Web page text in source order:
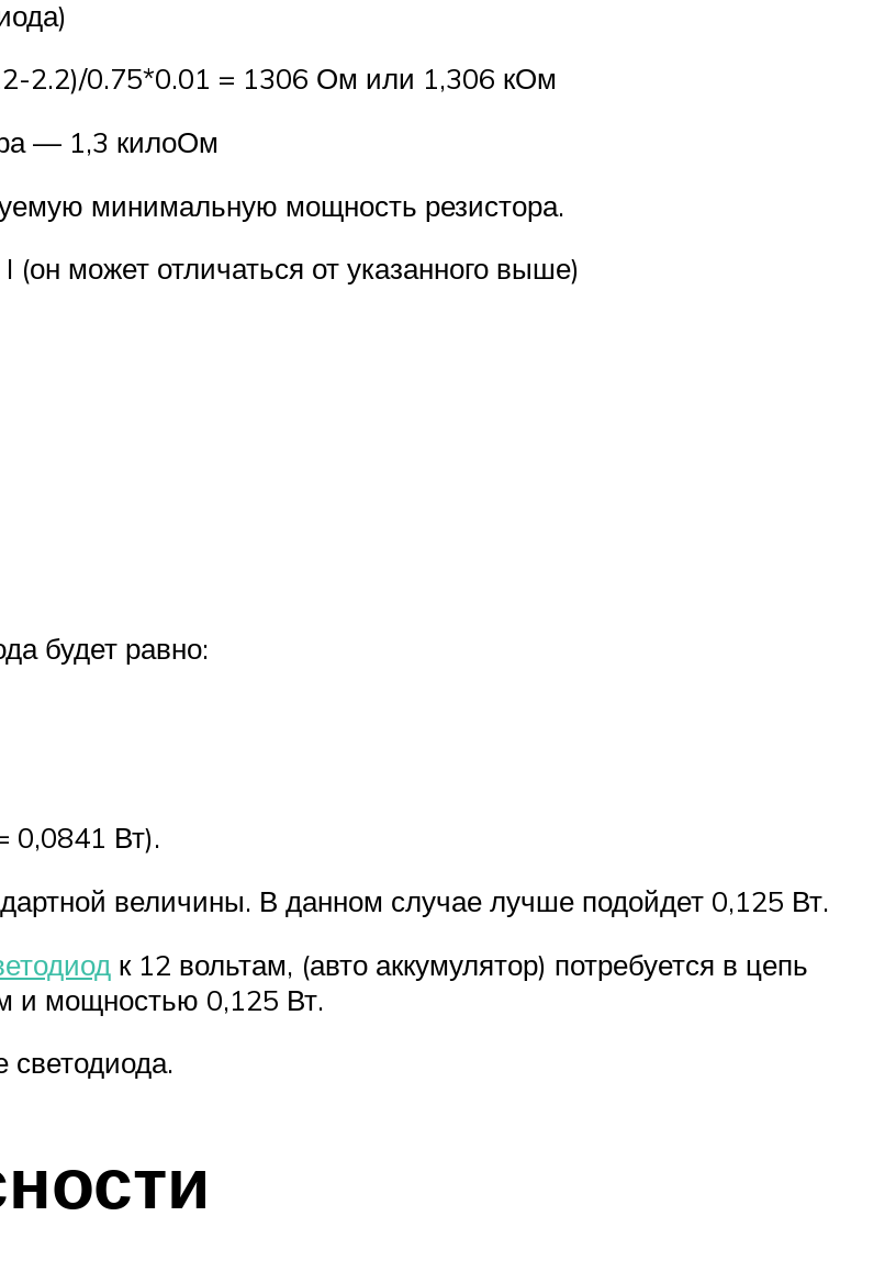
2.2)/0.75*0.01 = 1306 Ом или 1,306 кОм
— 1,3 килоОм
минимальную мощность резистора.
может отличаться от указанного выше)
будет равно:
0,0841 Вт).
величины. В данном случае лучше подойдет 0,125 Вт.
к 12 вольтам, (авто аккумулятор) потребуется в цепь
и мощностью 0,125 Вт.
светодиода.